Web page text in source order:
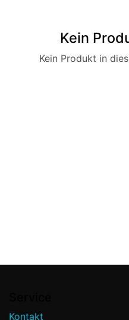
Kein
Kein Produkt in
Kontakt